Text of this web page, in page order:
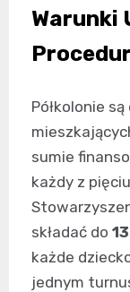
Warunki
Półkolonie
sumie
każdy z
składać do
każde
jednym